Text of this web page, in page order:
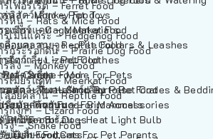
รเฟอร์เร็ต – Ferret Food
รหนู – Rats & Mice Food
รเม่นแคระ – Hedgehog Food
รกระรอกดิน – Prairie Dog Food
รลิง – Monkey Food
รเมียร์แคท – Meerkat Food
ลี้อยคลาน – Reptile Food
รกิ้งก่า – Lizard Food
รงู – Snake Food
ลิง – Monkey Food
รเมียร์แคท – Meerkat Food
ลี้อยคลาน – Reptile Food
รกิ้งก่า – Lizard Food
งู – Snake Food
รเต่า – Turtle and Tortoise Food
กบ – Frog Food
Bird Food
Fish Food
ล่นสัตว์เลี้ยง – Pet Toys
องกรง – Cage Materials
คอและสายจูง – Pet Collars & Leashes
าสัตว์เลี้ยง – Pet Clothes
บสัตว์เลี้ยง – More For Pets
อนและที่นอนสัตว์เลี้ยง – Pet Crates &
ระดับสำหรับนก – Bird Accessories
ไฟให้ความร้อน – Heat Light Bulb
บผู้เลี้ยง – Items For Pet Parents
Pet Cages
ดสัตว์เลี้ยง – Shop By Pet
ลี้ยงลูกด้วยนม – For Mammals
บสุนัข – For Dogs
บแมว – For Cats